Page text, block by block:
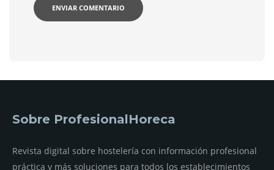
Sobre ProfesionalHoreca
Revista digital sobre hostelería con información profesional
práctica y más soluciones para todos los establecimientos